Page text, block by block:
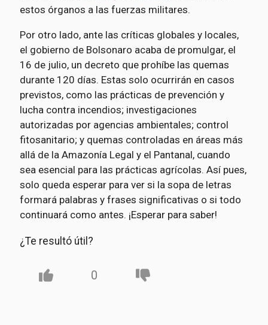
estos órganos a las fuerzas militares.
Por otro lado, ante las críticas globales y locales,
el gobierno de Bolsonaro acaba de promulgar, el
16 de julio, un decreto que prohíbe las quemas
durante 120 días. Estas solo ocurrirán en casos
previstos, como las prácticas de prevención y
lucha contra incendios; investigaciones
autorizadas por agencias ambientales; control
fitosanitario; y quemas controladas en áreas más
allá de la Amazonía Legal y el Pantanal, cuando
sea esencial para las prácticas agrícolas. Así pues,
solo queda esperar para ver si la sopa de letras
formará palabras y frases significativas o si todo
continuará como antes. ¡Esperar para saber!
¿Te resultó útil?
0